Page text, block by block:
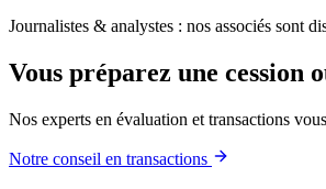
Journalistes & analystes : nos associés sont
Vous préparez une cession
Nos experts en évaluation et transactions
Notre conseil en transactions